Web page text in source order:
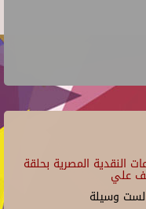
النقدية المصرية بحلقة
علي
وسيلة